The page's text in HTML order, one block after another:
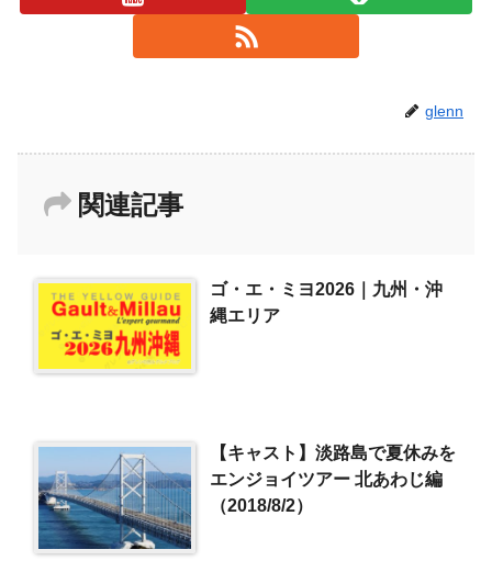
glenn
関連記事
ゴ・エ・ミヨ2026｜九州・沖
縄エリア
【キャスト】淡路島で夏休みを
エンジョイツアー 北あわじ編
（2018/8/2）